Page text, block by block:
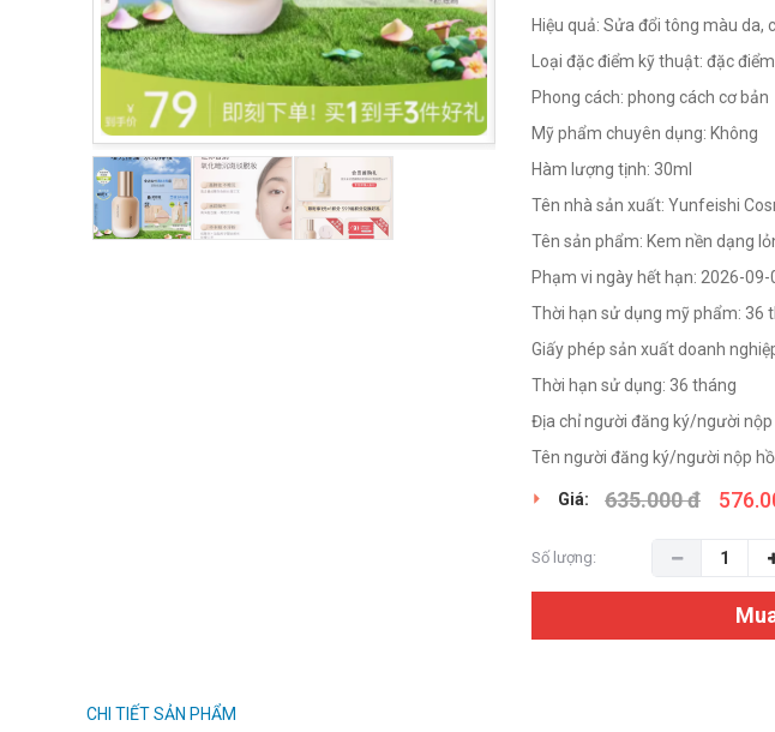
Hiệu quả: Sửa đổi tông màu da,
Loại đặc điểm kỹ thuật: đặc
Phong cách: phong cách cơ bản
Mỹ phẩm chuyên dụng: Không
Hàm lượng tịnh: 30ml
Tên nhà sản xuất: Yunfeishi
Tên sản phẩm: Kem nền dạng
Phạm vi ngày hết hạn: 2026-
Thời hạn sử dụng mỹ phẩm: 36
Giấy phép sản xuất doanh
Thời hạn sử dụng: 36 tháng
Địa chỉ người đăng ký/người nộp
Tên người đăng ký/người nộp
Giá: 635.000 đ
Số lượng:
CHI TIẾT SẢN PHẨM